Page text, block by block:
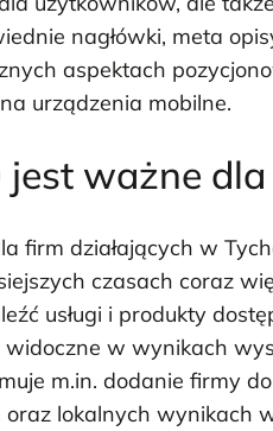
nagłówki, meta
aspektach
urządzenia mobilne.
jest ważne
firm działających w
czasach coraz
usługi i produkty
w wynikach
m.in. dodanie firmy
lokalnych wynikach